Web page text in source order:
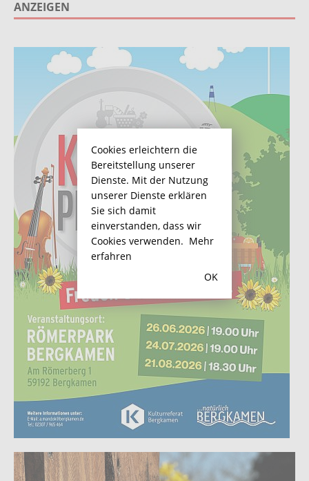
ANZEIGEN
Cookies erleichtern die
Bereitstellung unserer
Dienste. Mit der Nutzung
unserer Dienste erklären
Sie sich damit
einverstanden, dass wir
Cookies verwenden. Mehr
erfahren
OK